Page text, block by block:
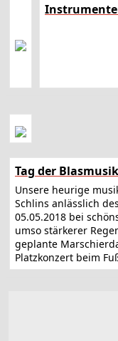
Tag der
Unsere heurige
Schlins anlässlich
05.05.2018 bei
umso stärkerer
geplante
Platzkonzert beim